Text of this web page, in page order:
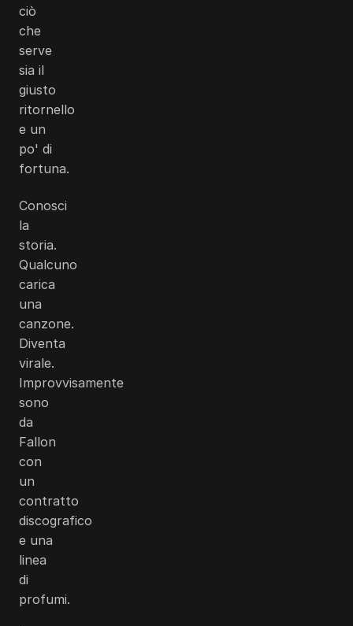
ciò
che
serve
sia il
giusto
ritornello
e un
po' di
fortuna.
Conosci
la
storia.
Qualcuno
carica
una
canzone.
Diventa
virale.
Improvvisamente
sono
da
Fallon
con
un
contratto
discografico
e una
linea
di
profumi.